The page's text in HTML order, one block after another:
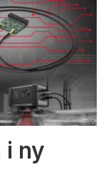
i ny